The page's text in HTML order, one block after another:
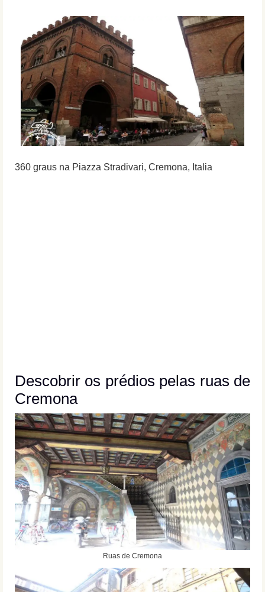
360 graus na Piazza Stradivari, Cremona, Italia
Descobrir os prédios pelas ruas de
Cremona
Ruas de Cremona